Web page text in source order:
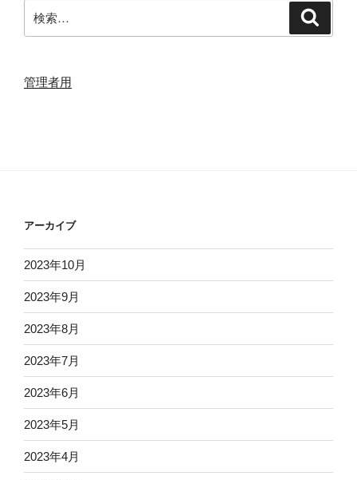
索:
管理者用
アーカイブ
2023年10月
2023年9月
2023年8月
2023年7月
2023年6月
2023年5月
2023年4月